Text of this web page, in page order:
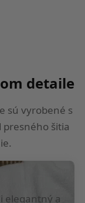
detaile
sú vyrobené s
šitia
elegantný a